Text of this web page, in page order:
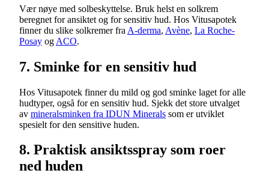
Vær nøye med solbeskyttelse. Bruk helst en solkrem
beregnet for ansiktet og for sensitiv hud. Hos Vitusapotek
finner du slike solkremer fra A-derma, Avène, La Roche-
Posay og ACO.
7. Sminke for en sensitiv hud
Hos Vitusapotek finner du mild og god sminke laget for alle
hudtyper, også for en sensitiv hud. Sjekk det store utvalget
av mineralsminken fra IDUN Minerals som er utviklet
spesielt for den sensitive huden.
8. Praktisk ansiktsspray som roer
ned huden